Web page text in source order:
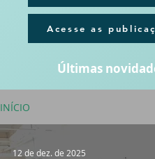
Acesse as
Últimas
INÍCIO
12 de dez. de 2025